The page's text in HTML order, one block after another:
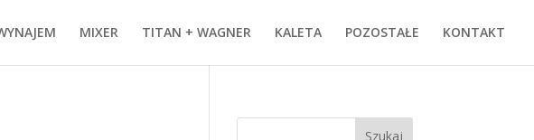
MIXER TITAN + WAGNER KALETA POZOSTAŁE KONTAKT